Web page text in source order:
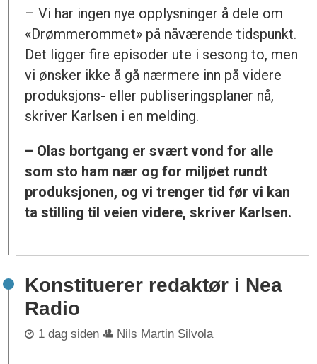
– Vi har ingen nye opplysninger å dele om
«Drømmerommet» på nåværende tidspunkt.
Det ligger fire episoder ute i sesong to, men
vi ønsker ikke å gå nærmere inn på videre
produksjons- eller publiseringsplaner nå,
skriver Karlsen i en melding.
– Olas bortgang er svært vond for alle
som sto ham nær og for miljøet rundt
produksjonen, og vi trenger tid før vi kan
ta stilling til veien videre, skriver Karlsen.
Konstituerer redaktør i Nea
Radio
1 dag siden Nils Martin Silvola